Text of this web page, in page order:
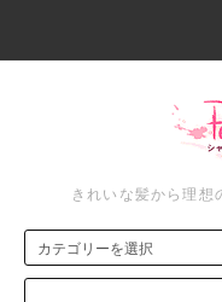
きれいな髪から理想